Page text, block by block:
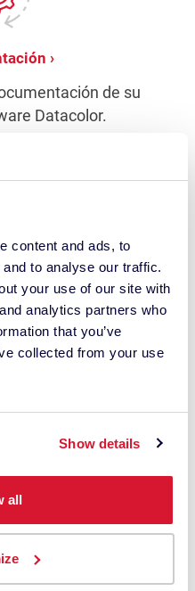
content and ads, to
to analyse our traffic.
your use of our site with
analytics partners who
that you’ve
collected from your use
Show details
all
de su
Datacolor.
nuestros equipos de
satisfacer sus
virtual o presencial.
a todas